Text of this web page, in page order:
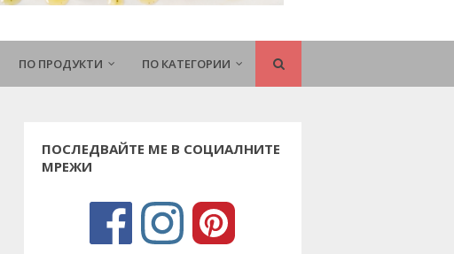
ПО ПРОДУКТИ ПО КАТЕГОРИИ
ПОСЛЕДВАЙТЕ МЕ В СОЦИАЛНИТЕ
МРЕЖИ